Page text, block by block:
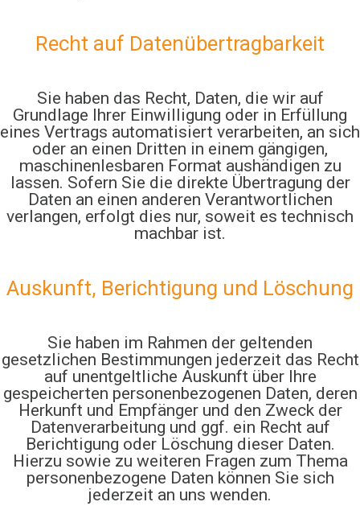
Recht auf Daten­übertrag­barkeit
Sie haben das Recht, Daten, die wir auf
Grundlage Ihrer Einwilligung oder in Erfüllung
eines Vertrags automatisiert verarbeiten, an sich
oder an einen Dritten in einem gängigen,
maschinenlesbaren Format aushändigen zu
lassen. Sofern Sie die direkte Übertragung der
Daten an einen anderen Verantwortlichen
verlangen, erfolgt dies nur, soweit es technisch
machbar ist.
Auskunft, Berichtigung und Löschung
Sie haben im Rahmen der geltenden
gesetzlichen Bestimmungen jederzeit das Recht
auf unentgeltliche Auskunft über Ihre
gespeicherten personenbezogenen Daten, deren
Herkunft und Empfänger und den Zweck der
Datenverarbeitung und ggf. ein Recht auf
Berichtigung oder Löschung dieser Daten.
Hierzu sowie zu weiteren Fragen zum Thema
personenbezogene Daten können Sie sich
jederzeit an uns wenden.